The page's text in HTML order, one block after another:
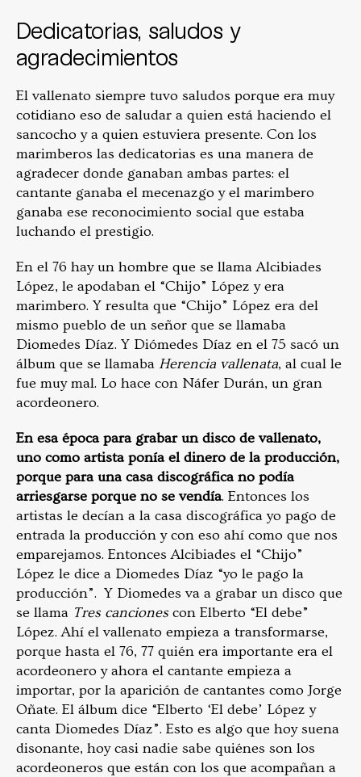
Dedicatorias, saludos y
agradecimientos
El vallenato siempre tuvo saludos porque era muy
cotidiano eso de saludar a quien está haciendo el
sancocho y a quien estuviera presente. Con los
marimberos las dedicatorias es una manera de
agradecer donde ganaban ambas partes: el
cantante ganaba el mecenazgo y el marimbero
ganaba ese reconocimiento social que estaba
luchando el prestigio.
En el 76 hay un hombre que se llama Alcibiades
López, le apodaban el “Chijo” López y era
marimbero. Y resulta que “Chijo” López era del
mismo pueblo de un señor que se llamaba
Diomedes Díaz. Y Diómedes Díaz en el 75 sacó un
álbum que se llamaba Herencia vallenata, al cual le
fue muy mal. Lo hace con Náfer Durán, un gran
acordeonero.
En esa época para grabar un disco de vallenato,
uno como artista ponía el dinero de la producción,
porque para una casa discográfica no podía
arriesgarse porque no se vendía. Entonces los
artistas le decían a la casa discográfica yo pago de
entrada la producción y con eso ahí como que nos
emparejamos. Entonces Alcibiades el “Chijo”
López le dice a Diomedes Díaz “yo le pago la
producción”. Y Diomedes va a grabar un disco que
se llama Tres canciones con Elberto “El debe”
López. Ahí el vallenato empieza a transformarse,
porque hasta el 76, 77 quién era importante era el
acordeonero y ahora el cantante empieza a
importar, por la aparición de cantantes como Jorge
Oñate. El álbum dice “Elberto ‘El debe’ López y
canta Diomedes Díaz”. Esto es algo que hoy suena
disonante, hoy casi nadie sabe quiénes son los
acordeoneros que están con los que acompañan a